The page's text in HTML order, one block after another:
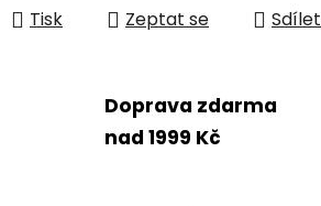
Tisk Zeptat se Sdílet
Doprava zdarma
nad 1999 Kč